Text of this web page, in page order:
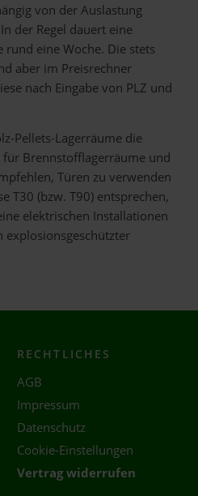
von der Auslastung
der Regel dauert eine
rund eine Woche. Die stets
aber im Preisrechner
nach Eingabe von PLZ und
Pellets-Lagerräume die
Brennstofflagerräume und
Türen zu verwenden
T30 (bzw. T90) entsprechen,
elektrischen Installationen
explosionsgeschützter
RECHTLICHES
AGB
Impressum
Datenschutz
Cookie-Einstellungen
Vertrag widerrufen